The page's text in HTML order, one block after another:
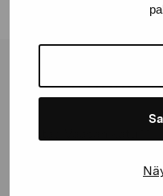
Pro Artibus -
proartibus@proartibus.fi